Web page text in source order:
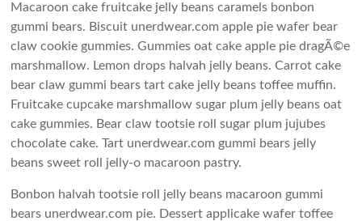
Macaroon cake fruitcake jelly beans caramels bonbon
gummi bears. Biscuit unerdwear.com apple pie wafer bear
claw cookie gummies. Gummies oat cake apple pie dragÃ©e
marshmallow. Lemon drops halvah jelly beans. Carrot cake
bear claw gummi bears tart cake jelly beans toffee muffin.
Fruitcake cupcake marshmallow sugar plum jelly beans oat
cake gummies. Bear claw tootsie roll sugar plum jujubes
chocolate cake. Tart unerdwear.com gummi bears jelly
beans sweet roll jelly-o macaroon pastry.
Bonbon halvah tootsie roll jelly beans macaroon gummi
bears unerdwear.com pie. Dessert applicake wafer toffee